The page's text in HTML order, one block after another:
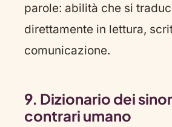
parole: abilità che si
direttamente in lettura,
comunicazione.
9. Dizionario dei
contrari umano